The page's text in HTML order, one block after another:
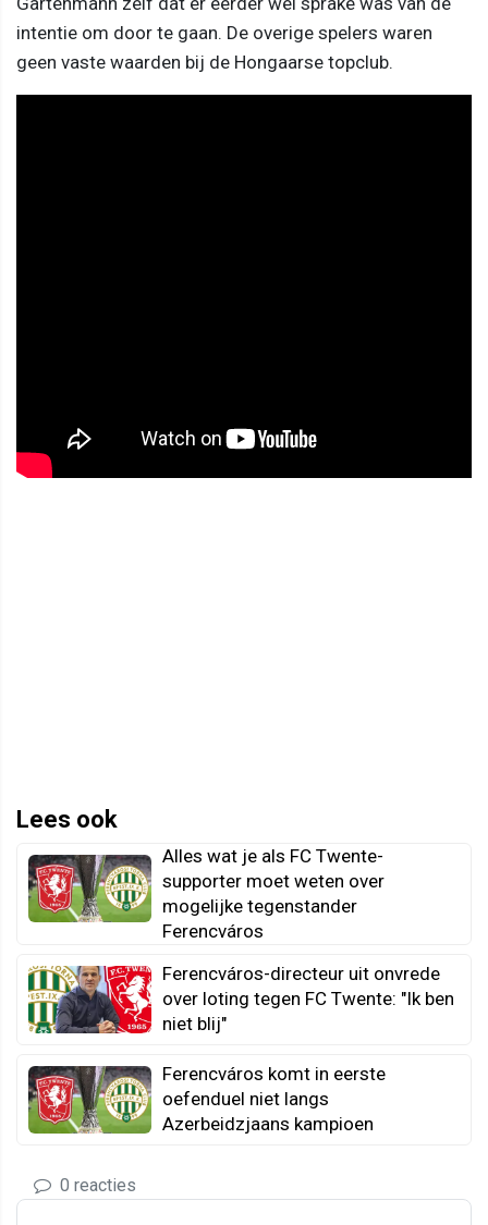
intentie om door te gaan. De overige spelers waren
geen vaste waarden bij de Hongaarse topclub.
Lees ook
Alles wat je als FC Twente-
supporter moet weten over
mogelijke tegenstander
Ferencváros
Ferencváros-directeur uit onvrede
over loting tegen FC Twente: "Ik ben
niet blij"
Ferencváros komt in eerste
oefenduel niet langs
Azerbeidzjaans kampioen
0 reacties